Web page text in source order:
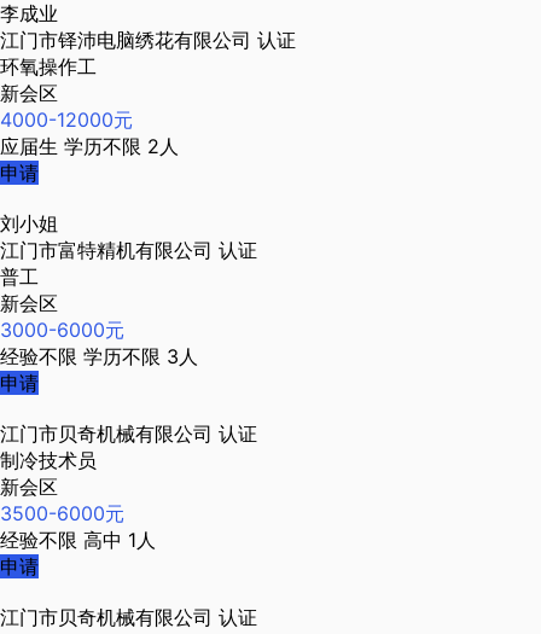
李成业
江门市铎沛电脑绣花有限公司 认证
环氧操作工
新会区
4000-12000元
应届生 学历不限 2人
申请
刘小姐
江门市富特精机有限公司 认证
普工
新会区
3000-6000元
经验不限 学历不限 3人
申请
江门市贝奇机械有限公司 认证
制冷技术员
新会区
3500-6000元
经验不限 高中 1人
申请
江门市贝奇机械有限公司 认证